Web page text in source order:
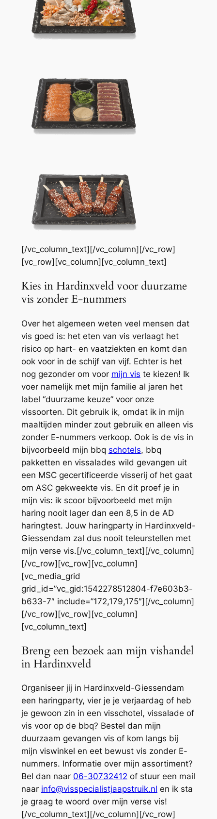
[/vc_column_text][/vc_column][/vc_row]
[vc_row][vc_column][vc_column_text]
Kies in Hardinxveld voor duurzame
vis zonder E-nummers
Over het algemeen weten veel mensen dat
vis goed is: het eten van vis verlaagt het
risico op hart- en vaatziekten en komt dan
ook voor in de schijf van vijf. Echter is het
nog gezonder om voor mijn vis te kiezen! Ik
voer namelijk met mijn familie al jaren het
label “duurzame keuze” voor onze
vissoorten. Dit gebruik ik, omdat ik in mijn
maaltijden minder zout gebruik en alleen vis
zonder E-nummers verkoop. Ook is de vis in
bijvoorbeeld mijn bbq schotels, bbq
pakketten en vissalades wild gevangen uit
een MSC gecertificeerde visserij of het gaat
om ASC gekweekte vis. En dit proef je in
mijn vis: ik scoor bijvoorbeeld met mijn
haring nooit lager dan een 8,5 in de AD
haringtest. Jouw haringparty in Hardinxveld-
Giessendam zal dus nooit teleurstellen met
mijn verse vis.[/vc_column_text][/vc_column]
[/vc_row][vc_row][vc_column]
[vc_media_grid
grid_id=”vc_gid:1542278512804-f7e603b3-
b633-7″ include=”172,179,175″][/vc_column]
[/vc_row][vc_row][vc_column]
[vc_column_text]
Breng een bezoek aan mijn vishandel
in Hardinxveld
Organiseer jij in Hardinxveld-Giessendam
een haringparty, vier je je verjaardag of heb
je gewoon zin in een visschotel, vissalade of
vis voor op de bbq? Bestel dan mijn
duurzaam gevangen vis of kom langs bij
mijn viswinkel en eet bewust vis zonder E-
nummers. Informatie over mijn assortiment?
Bel dan naar 06-30732412 of stuur een mail
naar info@visspecialistjaapstruik.nl en ik sta
je graag te woord over mijn verse vis!
[/vc_column_text][/vc_column][/vc_row]